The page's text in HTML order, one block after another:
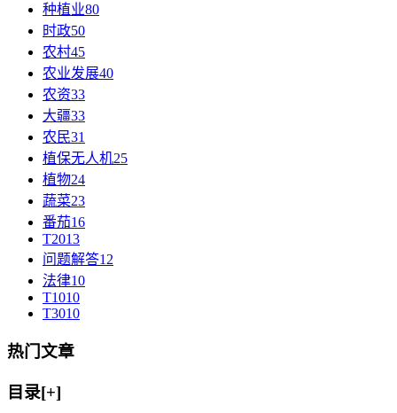
种植业80
时政50
农村45
农业发展40
农资33
大疆33
农民31
植保无人机25
植物24
蔬菜23
番茄16
T2013
问题解答12
法律10
T1010
T3010
热门文章
目录[+]